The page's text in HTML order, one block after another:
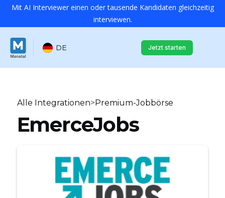
Mit AI Interviewer einen oder tausende Kandidaten gleichzeitig
interviewen.
DE Jetzt starten
Alle Integrationen>Premium-Jobbörse
EmerceJobs